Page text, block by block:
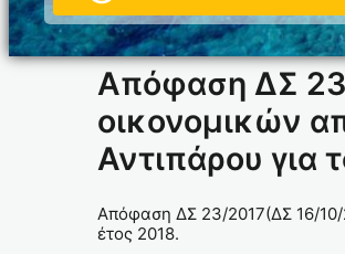
Απόφαση ΔΣ
οικονομικών
Αντιπάρου για
Απόφαση ΔΣ 23/2017(ΔΣ 16/10/
έτος 2018.